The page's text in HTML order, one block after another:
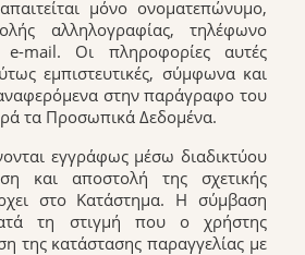
μόνο ονοματεπώνυμο,
αλληλογραφίας, τηλέφωνο
e-mail. Οι πληροφορίες αυτές
εμπιστευτικές, σύμφωνα και
στην παράγραφο του
τα Προσωπικά Δεδομένα.
εγγράφως μέσω διαδικτύου
και αποστολή της σχετικής
στο Κατάστημα. H σύμβαση
τη στιγμή που ο χρήστης
της κατάστασης παραγγελίας με